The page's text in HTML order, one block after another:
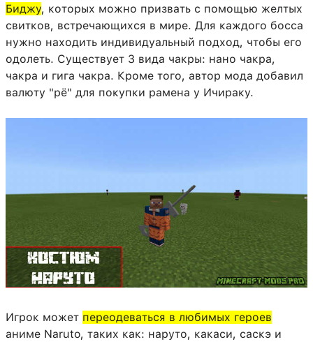
Биджу, которых можно призвать с помощью желтых
свитков, встречающихся в мире. Для каждого босса
нужно находить индивидуальный подход, чтобы его
одолеть. Существует 3 вида чакры: нано чакра,
чакра и гига чакра. Кроме того, автор мода добавил
валюту "рё" для покупки рамена у Ичираку.
Игрок может переодеваться в любимых героев
аниме Naruto, таких как: наруто, какаси, саскэ и